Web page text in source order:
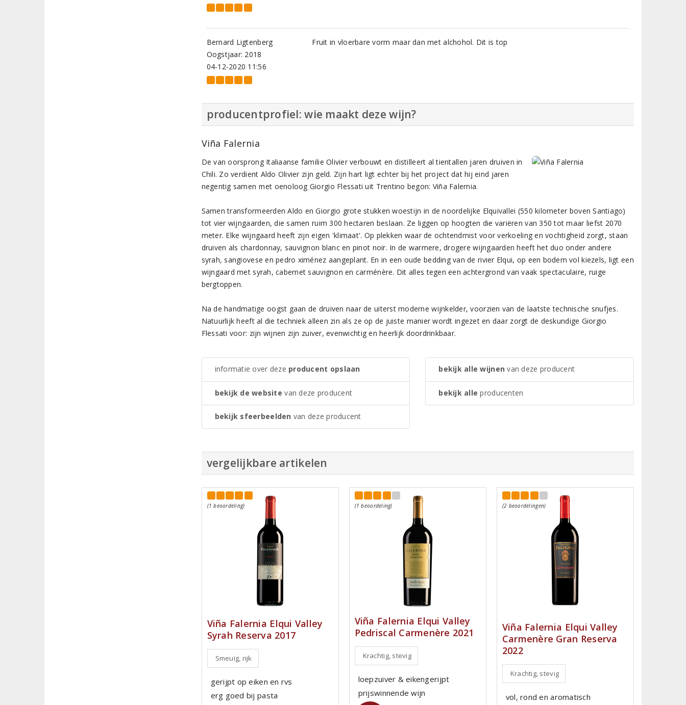
Bernard Ligtenberg
Oogstjaar: 2018
04-12-2020 11:56
Fruit in vloerbare vorm maar dan met alchohol. Dit is top
producentprofiel: wie maakt deze wijn?
Viña Falernia
De van oorsprong Italiaanse familie Olivier verbouwt en distilleert al tientallen jaren druiven in
Chili. Zo verdient Aldo Olivier zijn geld. Zijn hart ligt echter bij het project dat hij eind jaren
negentig samen met oenoloog Giorgio Flessati uit Trentino begon: Viña Falernia.
Samen transformeerden Aldo en Giorgio grote stukken woestijn in de noordelijke Elquivallei (550 kilometer boven Santiago)
tot vier wijngaarden, die samen ruim 300 hectaren beslaan. Ze liggen op hoogten die variëren van 350 tot maar liefst 2070
meter. Elke wijngaard heeft zijn eigen 'klimaat'. Op plekken waar de ochtendmist voor verkoeling en vochtigheid zorgt, staan
druiven als chardonnay, sauvignon blanc en pinot noir. In de warmere, drogere wijngaarden heeft het duo onder andere
syrah, sangiovese en pedro ximénez aangeplant. En in een oude bedding van de rivier Elqui, op een bodem vol kiezels, ligt een
wijngaard met syrah, cabernet sauvignon en carménère. Dit alles tegen een achtergrond van vaak spectaculaire, ruige
bergtoppen.
Na de handmatige oogst gaan de druiven naar de uiterst moderne wijnkelder, voorzien van de laatste technische snufjes.
Natuurlijk heeft al die techniek alleen zin als ze op de juiste manier wordt ingezet en daar zorgt de deskundige Giorgio
Flessati voor: zijn wijnen zijn zuiver, evenwichtig en heerlijk doordrinkbaar.
informatie over deze producent opslaan
bekijk de website van deze producent
bekijk sfeerbeelden van deze producent
bekijk alle wijnen van deze producent
bekijk alle producenten
vergelijkbare artikelen
(1 beoordeling)
Viña Falernia Elqui Valley
Syrah Reserva 2017
Smeuïg, rijk
gerijpt op eiken en rvs
erg goed bij pasta
(1 beoordeling)
Viña Falernia Elqui Valley
Pedriscal Carmenère 2021
Krachtig, stevig
loepzuiver & eikengerijpt
prijswinnende wijn
(2 beoordelingen)
Viña Falernia Elqui Valley
Carmenère Gran Reserva
2022
Krachtig, stevig
vol, rond en aromatisch